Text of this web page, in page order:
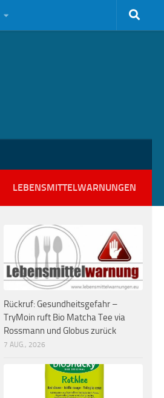
LEBENSMITTELWARNUNGEN
Rückruf: Gesundheitsgefahr –
TryMoin ruft Bio Matcha Tee via
Rossmann und Globus zurück
7 AUG., 2026